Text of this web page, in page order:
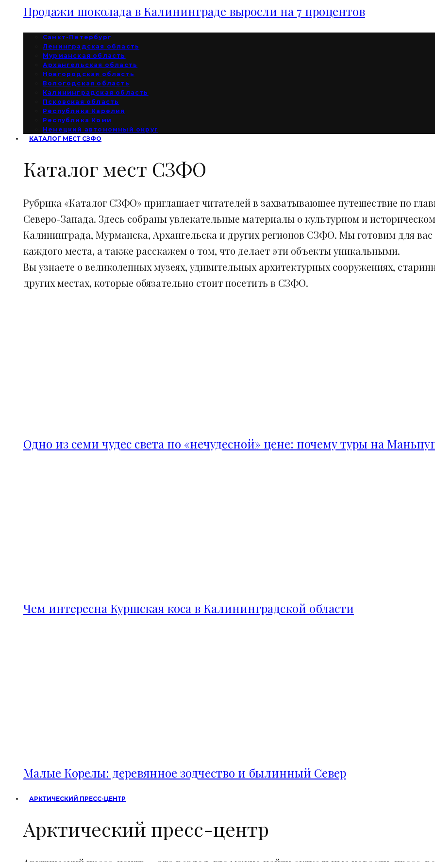
Продажи шоколада в Калининграде выросли на 7 процентов
Санкт-Петербург
Ленинградская область
Мурманская область
Архангельская область
Новгородская область
Вологодская область
Калининградская область
Псковская область
Республика Карелия
Республика Коми
Ненецкий автономный округ
КАТАЛОГ МЕСТ СЗФО
Каталог мест СЗФО
Рубрика «Каталог СЗФО» приглашает читателей в захватывающее путешествие по
Северо-Запада. Здесь собраны увлекательные материалы о культурном и
Калининграда, Мурманска, Архангельска и других регионов СЗФО. Мы готовим для
каждого места, а также расскажем о том, что делает эти объекты уникальными.
Вы узнаете о великолепных музеях, удивительных архитектурных сооружениях,
других местах, которые обязательно стоит посетить в СЗФО.
Одно из семи чудес света по «нечудесной» цене: почему туры на
Чем интересна Куршская коса в Калининградской области
Малые Корелы: деревянное зодчество и былинный Север
АРКТИЧЕСКИЙ ПРЕСС-ЦЕНТР
Арктический пресс-центр